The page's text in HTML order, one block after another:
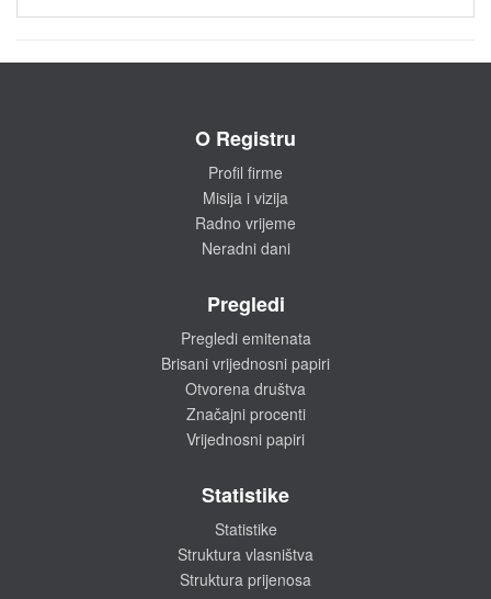
O Registru
Profil firme
Misija i vizija
Radno vrijeme
Neradni dani
Pregledi
Pregledi emitenata
Brisani vrijednosni papiri
Otvorena društva
Značajni procenti
Vrijednosni papiri
Statistike
Statistike
Struktura vlasništva
Struktura prijenosa